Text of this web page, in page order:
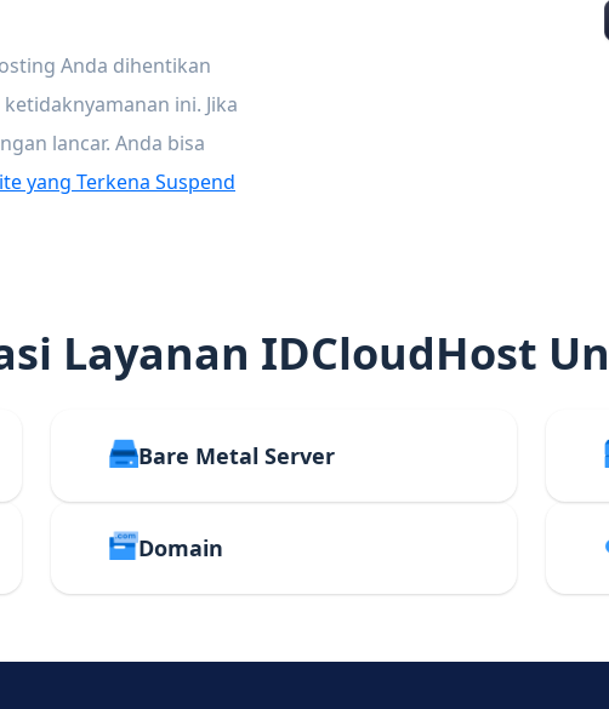
Anda dihentikan
ini. Jika
lancar. Anda bisa
yang Terkena Suspend
Layanan IDCloudHost
Bare Metal Server
Domain